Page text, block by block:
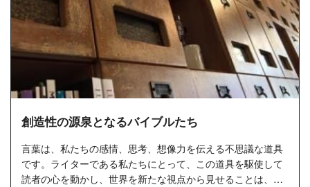
創造性の源泉となるバイブルたち
言葉は、私たちの感情、思考、想像力を伝える不思議な道具
です。ライターである私たちにとって、この道具を駆使して
読者の心を動かし、世界を新たな視点から見せることは、な